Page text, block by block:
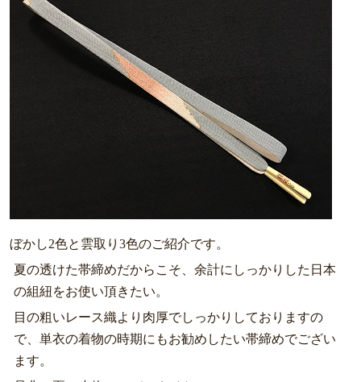
ぼかし2色と雲取り3色のご紹介です。
夏の透けた帯締めだからこそ、余計にしっかりした日本
の組紐をお使い頂きたい。
目の粗いレース織より肉厚でしっかりしておりますの
で、単衣の着物の時期にもお勧めしたい帯締めでござい
ます。